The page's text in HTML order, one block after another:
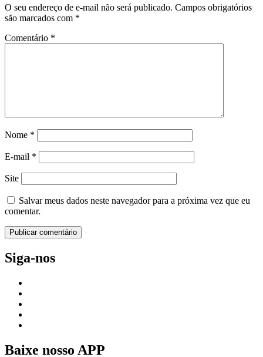
O seu endereço de e-mail não será publicado. Campos obrigatórios
são marcados com *
Comentário *
Nome *
E-mail *
Site
Salvar meus dados neste navegador para a próxima vez que eu
comentar.
Siga-nos
Baixe nosso APP